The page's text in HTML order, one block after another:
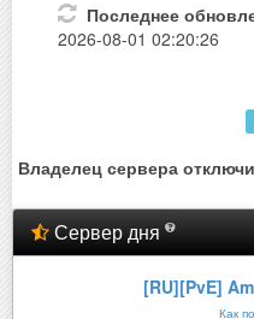
Последнее
2026-08-01 02:20:26
Владелец сервера
Сервер дня
[RU][PvE]
Как